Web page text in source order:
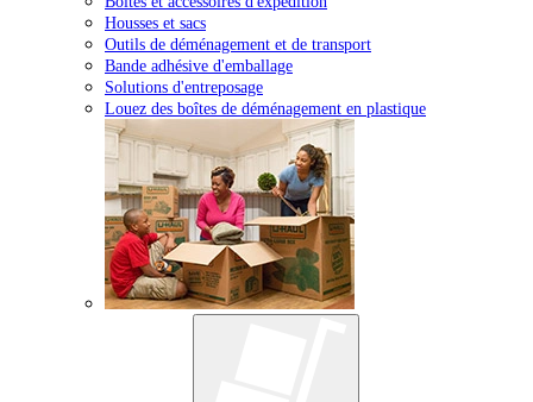
Housses et sacs
Outils de déménagement et de transport
Bande adhésive d'emballage
Solutions d'entreposage
Louez des boîtes de déménagement en plastique